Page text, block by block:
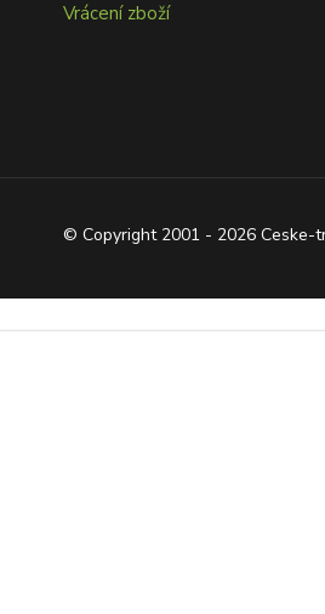
Vrácení zboží
© Copyright 2001 - 2026 Ceske-